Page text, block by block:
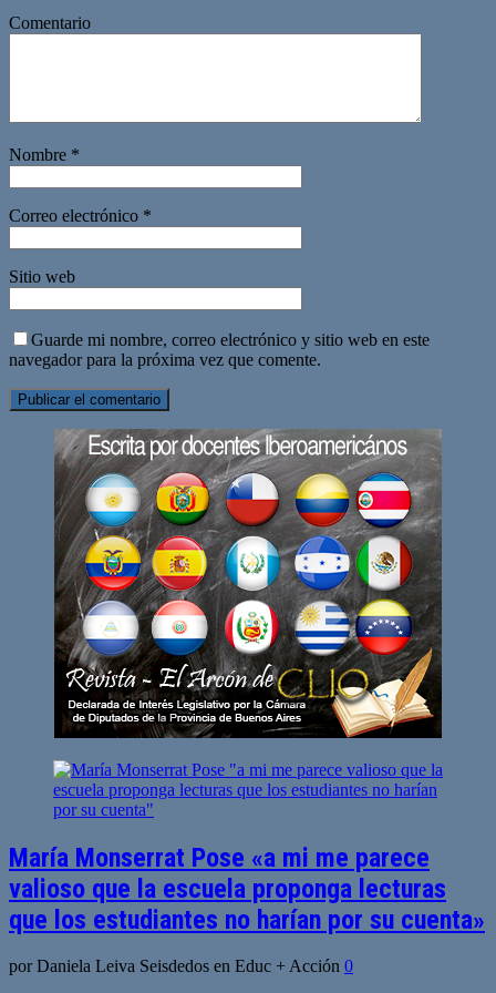
Comentario
Nombre *
Correo electrónico *
Sitio web
Guarde mi nombre, correo electrónico y sitio web en este
navegador para la próxima vez que comente.
María Monserrat Pose «a mi me parece
valioso que la escuela proponga lecturas
que los estudiantes no harían por su cuenta»
por Daniela Leiva Seisdedos en Educ + Acción 0